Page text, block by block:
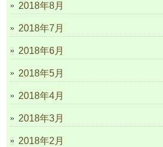
2018年8月
2018年7月
2018年6月
2018年5月
2018年4月
2018年3月
2018年2月